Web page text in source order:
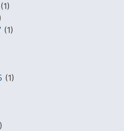
(1)
(1)
(1)